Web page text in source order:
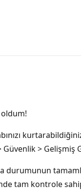
oldum!
> Gelişmiş
durumunun
tam kontrole